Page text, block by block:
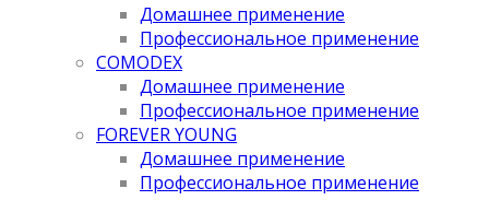
Домашнее применение
Профессиональное применение
COMODEX
Домашнее применение
Профессиональное применение
FOREVER YOUNG
Домашнее применение
Профессиональное применение